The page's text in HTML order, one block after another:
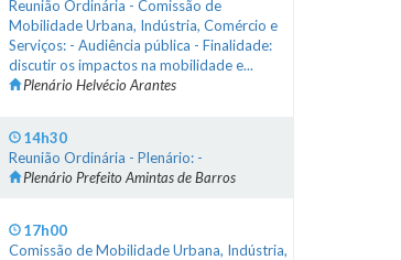
Reunião Ordinária - Comissão de
Mobilidade Urbana, Indústria, Comércio e
Serviços: - Audiência pública - Finalidade:
discutir os impactos na mobilidade e...
Plenário Helvécio Arantes
14h30
Reunião Ordinária - Plenário: -
Plenário Prefeito Amintas de Barros
17h00
Comissão de Mobilidade Urbana, Indústria,